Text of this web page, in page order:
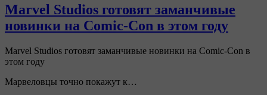
Marvel Studios готовят заманчивые
новинки на Comic-Con в этом году
Marvel Studios готовят заманчивые новинки на Comic-Con в
этом году
Марвеловцы точно покажут к…